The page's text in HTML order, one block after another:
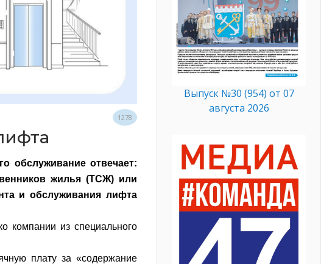
1278
обслуживание отвечает:
жилья (ТСЖ) или
и обслуживания лифта
компании из специального
плату за «содержание
Выпуск №30 (954) от 07
августа 2026